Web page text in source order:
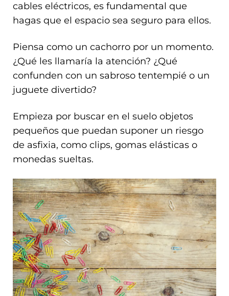
cables eléctricos, es fundamental que
hagas que el espacio sea seguro para ellos.
Piensa como un cachorro por un momento.
¿Qué les llamaría la atención? ¿Qué
confunden con un sabroso tentempié o un
juguete divertido?
Empieza por buscar en el suelo objetos
pequeños que puedan suponer un riesgo
de asfixia, como clips, gomas elásticas o
monedas sueltas.